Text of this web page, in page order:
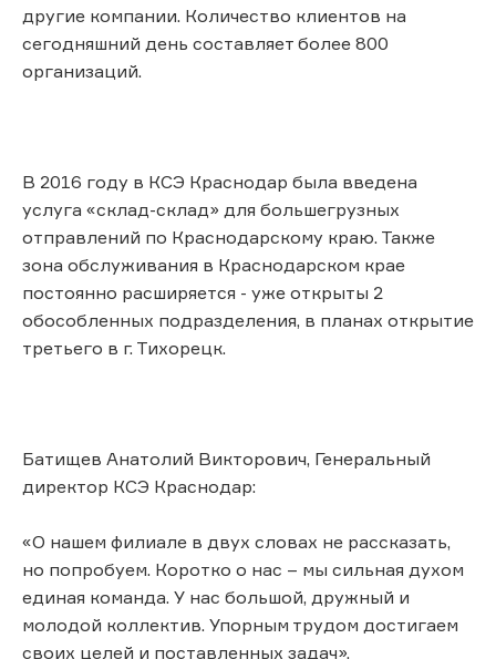
другие компании. Количество клиентов на
сегодняшний день составляет более 800
организаций.
В 2016 году в КСЭ Краснодар была введена
услуга «склад-склад» для большегрузных
отправлений по Краснодарскому краю. Также
зона обслуживания в Краснодарском крае
постоянно расширяется - уже открыты 2
обособленных подразделения, в планах открытие
третьего в г. Тихорецк.
Батищев Анатолий Викторович, Генеральный
директор КСЭ Краснодар:
«О нашем филиале в двух словах не рассказать,
но попробуем. Коротко о нас – мы сильная духом
единая команда. У нас большой, дружный и
молодой коллектив. Упорным трудом достигаем
своих целей и поставленных задач».